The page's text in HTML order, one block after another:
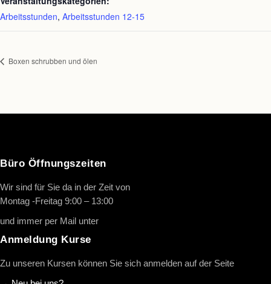
Arbeitsstunden, Arbeitsstunden 12-15
Boxen schrubben und ölen
Büro Öffnungszeiten
Wir sind für Sie da in der Zeit von
Montag -Freitag 9:00 – 13:00
und immer per Mail unter
Anmeldung Kurse
Zu unseren Kursen können Sie sich anmelden auf der Seite